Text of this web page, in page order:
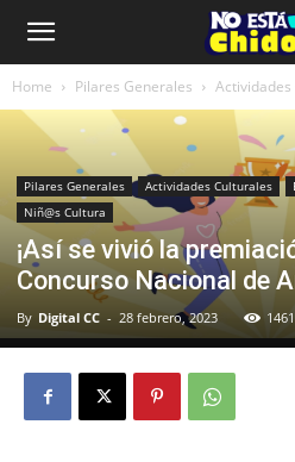
Home Pilares Generales
Pilares Generales Actividades Culturales
Niñ@s Cultura
¡Así se vivió la
Concurso Nacional de
By Digital CC - 28 febrero, 2023 1461